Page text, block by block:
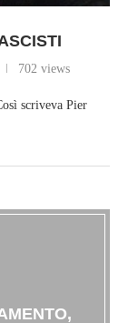
702 views
scriveva Pier